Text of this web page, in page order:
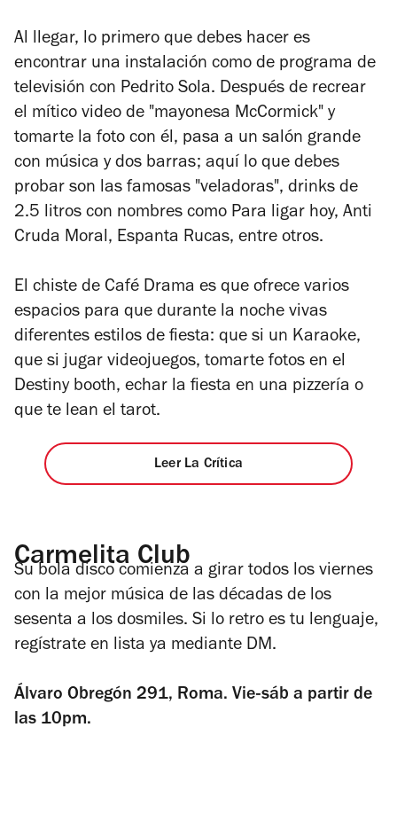
Al llegar, lo primero que debes hacer es
encontrar una instalación como de programa de
televisión con Pedrito Sola. Después de recrear
el mítico video de "mayonesa McCormick" y
tomarte la foto con él, pasa a un salón grande
con música y dos barras; aquí lo que debes
probar son las famosas "veladoras", drinks de
2.5 litros con nombres como Para ligar hoy, Anti
Cruda Moral, Espanta Rucas, entre otros.
El chiste de Café Drama es que ofrece varios
espacios para que durante la noche vivas
diferentes estilos de fiesta: que si un Karaoke,
que si jugar videojuegos, tomarte fotos en el
Destiny booth, echar la fiesta en una pizzería o
que te lean el tarot.
Leer La Crítica
Carmelita Club
Su bola disco comienza a girar todos los viernes
con la mejor música de las décadas de los
sesenta a los dosmiles. Si lo retro es tu lenguaje,
regístrate en lista ya mediante DM.
Álvaro Obregón 291, Roma. Vie-sáb a partir de
las 10pm.